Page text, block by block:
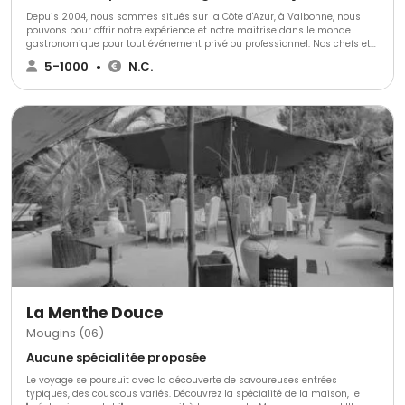
Depuis 2004, nous sommes situés sur la Côte d'Azur, à Valbonne, nous
pouvons pour offrir notre expérience et notre maitrise dans le monde
gastronomique pour tout événement privé ou professionnel. Nos chefs et
notre équipe sont à votre disposition pour réaliser vos plats aux couleurs
de la Méditerranée avec nos produits saisonniers locaux et d’exceptions.
5-1000 • N.C.
La Menthe Douce
Mougins (06)
Aucune spécialitée proposée
Le voyage se poursuit avec la découverte de savoureuses entrées
typiques, des couscous variés. Découvrez la spécialité de la maison, le